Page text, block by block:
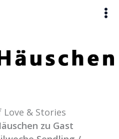
Love & Stories
zu Gast